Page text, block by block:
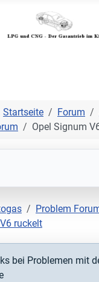
Startseite Forum
Opel Signum
Problem
ruckelt
bei Problemen mit